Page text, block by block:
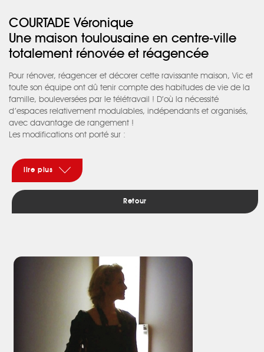
COURTADE Véronique
Une maison toulousaine en centre-ville
totalement rénovée et réagencée
Pour rénover, réagencer et décorer cette ravissante maison, Vic et
toute son équipe ont dû tenir compte des habitudes de vie de la
famille, bouleversées par le télétravail ! D’où la nécessité
d’espaces relativement modulables, indépendants et organisés,
avec davantage de rangement !
Les modifications ont porté sur :
espaces plus petits et relativement modulables : remplacement
d’une des cloisons déposées, par une double bibliothèque,
servant de vaisselier côté séjour et de bibliothèque côté bureau,
paravent sur mesure…
• Création d’une mezzanine doublant presque la superfi cie de
niche du chien !
• Rénovation complète de la cuisine et de l’arrière-cuisine, à
l’ancienne, dans des tons brique.
Maintenant que tout est rangé et à sa place, il y fait bon vivre et
travailler. Rendue plus lumineuse et spacieuse, la propriété allie
simplicité, charme et modernité, je l’achèterais bien !
lire plus
Retour